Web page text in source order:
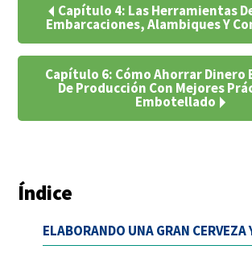
Capítulo 4: Las Herramientas
Embarcaciones, Alambiques Y
Capítulo 6: Cómo Ahorrar Dinero
De Producción Con Mejores
Embotellado
Índice
ELABORANDO UNA GRAN CERVEZA